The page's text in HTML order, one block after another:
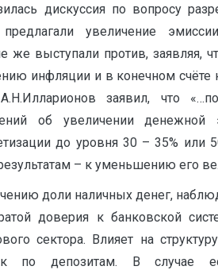
дискуссия по вопросу
увеличение
же выступали против, заявляя,
инфляции и в конечном
заявил, что
об увеличении
до уровня 30 – 35% или
– к уменьшению его
доли наличных денег,
доверия к банковской
сектора. Влияет на
по депозитам. В случае